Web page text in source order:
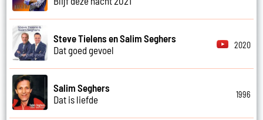
Steve Tielens en Salim Seghers
Dat goed gevoel
2020
Salim Seghers
Dat is liefde
1996